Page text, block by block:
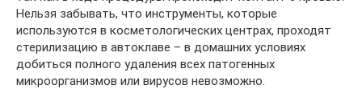
Нельзя забывать, что инструменты, которые
используются в косметологических центрах, проходят
стерилизацию в автоклаве – в домашних условиях
добиться полного удаления всех патогенных
микроорганизмов или вирусов невозможно.